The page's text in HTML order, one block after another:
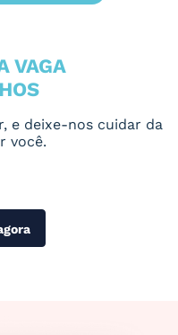
VAGA
e deixe-nos cuidar da
você.